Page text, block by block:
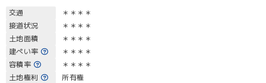
交通
＊＊＊＊
接道状況
＊＊＊＊
土地面積
＊＊＊＊
建ぺい率
＊＊＊＊
容積率
＊＊＊＊
土地権利
所有権